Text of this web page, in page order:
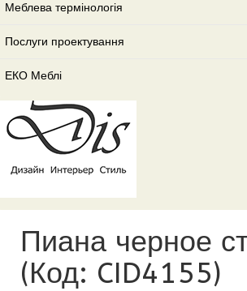
Меблева термінологія
Послуги проектування
ЕКО Меблі
Пиана черное
(Код: CID4155)